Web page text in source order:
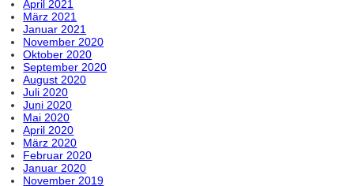
April 2021
März 2021
Januar 2021
November 2020
Oktober 2020
September 2020
August 2020
Juli 2020
Juni 2020
Mai 2020
April 2020
März 2020
Februar 2020
Januar 2020
November 2019